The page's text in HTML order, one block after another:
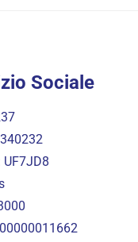
Sociale
UF7JD8